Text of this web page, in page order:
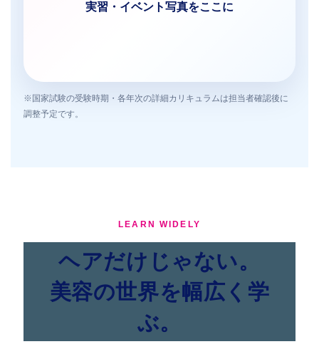
実習・イベント写真をここに
※国家試験の受験時期・各年次の詳細カリキュラムは担当者確認後に
調整予定です。
LEARN WIDELY
ヘアだけじゃない。
美容の世界を幅広く学
ぶ。